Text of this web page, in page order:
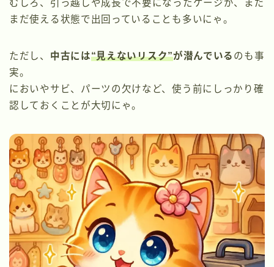
むしろ、引っ越しや成長で不要になったケージが、まだ
まだ使える状態で出回っていることも多いにゃ。
ただし、 中古には“見えないリスク”が潜んでいる のも事
実。
においやサビ、パーツの欠けなど、使う前にしっかり確
認しておくことが大切にゃ。